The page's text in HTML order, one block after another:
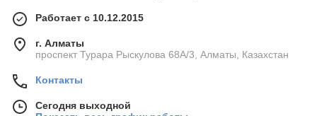
Работает с 10.12.2015
г. Алматы
проспект Турара Рыскулова 68А/3, Алматы, Казахстан
Контакты
Сегодня выходной